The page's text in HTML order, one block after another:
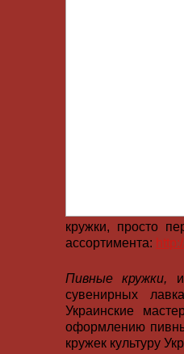
кружки, просто
ассортимента:
Пивные кружки,
сувенирных
Украинские
оформлению
кружек культуру